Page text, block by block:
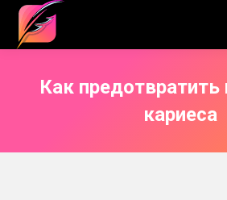
Как предотвратить
кариеса